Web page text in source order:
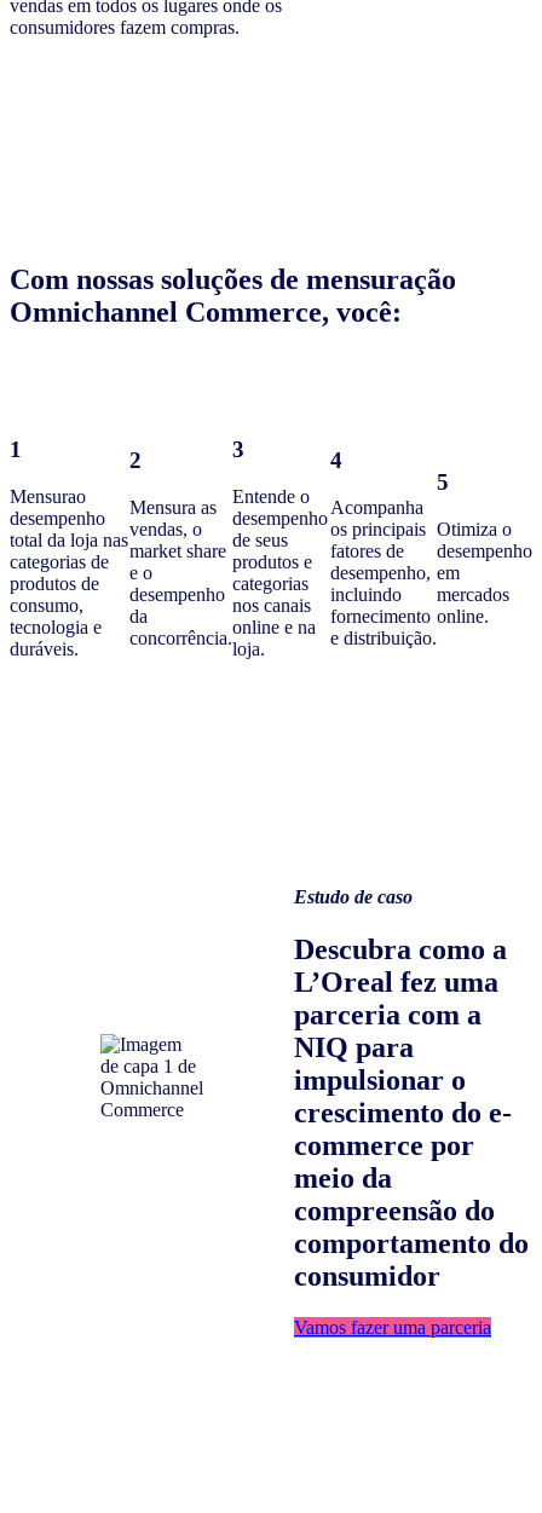
vendas em todos os lugares onde os
consumidores fazem compras.
Com nossas soluções de mensuração
Omnichannel Commerce, você:
1
Mensurao
desempenho
total da loja nas
categorias de
produtos de
consumo,
tecnologia e
duráveis.
2
Mensura as
vendas, o
market share
e o
desempenho
da
concorrência.
3
Entende o
desempenho
de seus
produtos e
categorias
nos canais
online e na
loja.
4
Acompanha
os principais
fatores de
desempenho,
incluindo
fornecimento
e distribuição.
5
Otimiza o
desempenho
em
mercados
online.
Estudo de caso
Descubra como a
L’Oreal fez uma
parceria com a
NIQ para
impulsionar o
crescimento do e-
commerce por
meio da
compreensão do
comportamento do
consumidor
Vamos fazer uma parceria